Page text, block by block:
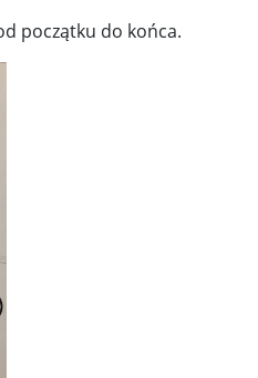
początku do końca.